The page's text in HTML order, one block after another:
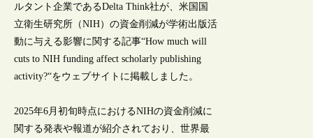
ルタント企業であるDelta Think社が、米国国
立衛生研究所（NIH）の資金削減が学術出版活
動に与える影響に関する記事“How much will
cuts to NIH funding affect scholarly publishing
activity?“をウェブサイトに掲載しました。
2025年6月初旬時点におけるNIHの資金削減に
関する発表や報道が紹介されており、世界最